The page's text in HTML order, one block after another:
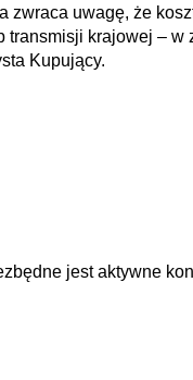
zwraca uwagę, że
krajowej –
Kupujący.
jest aktywne